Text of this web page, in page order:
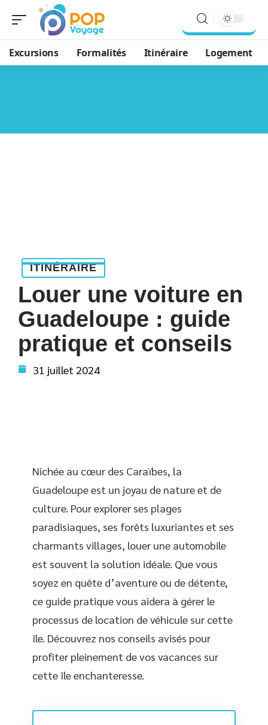
Excursions Formalités Itinéraire Logement
ITINÉRAIRE
Louer une voiture en
Guadeloupe : guide
pratique et conseils
31 juillet 2024
Nichée au cœur des Caraïbes, la
Guadeloupe est un joyau de nature et de
culture. Pour explorer ses plages
paradisiaques, ses forêts luxuriantes et ses
charmants villages, louer une automobile
est souvent la solution idéale. Que vous
soyez en quête d’aventure ou de détente,
ce guide pratique vous aidera à gérer le
processus de location de véhicule sur cette
île. Découvrez nos conseils avisés pour
profiter pleinement de vos vacances sur
cette île enchanteresse.